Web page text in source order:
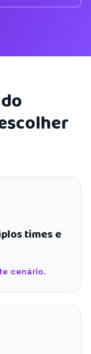
times e
cenário.